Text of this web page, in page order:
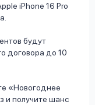
iPhone 16 Pro
будут
договора до 10
«Новогоднее
и получите шанс